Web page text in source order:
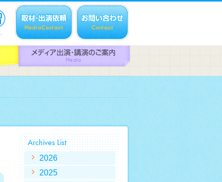
Archives List
2026
2025